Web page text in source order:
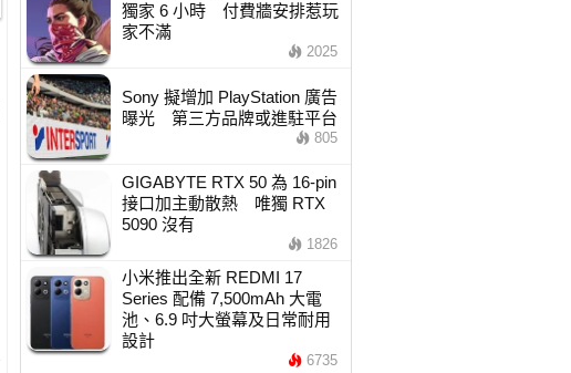
獨家 6 小時 付費牆安排惹玩
家不滿
2025
Sony 擬增加 PlayStation 廣告
曝光 第三方品牌或進駐平台
805
GIGABYTE RTX 50 為 16-pin
接口加主動散熱 唯獨 RTX
5090 沒有
1826
小米推出全新 REDMI 17
Series 配備 7,500mAh 大電
池、6.9 吋大螢幕及日常耐用
設計
6735